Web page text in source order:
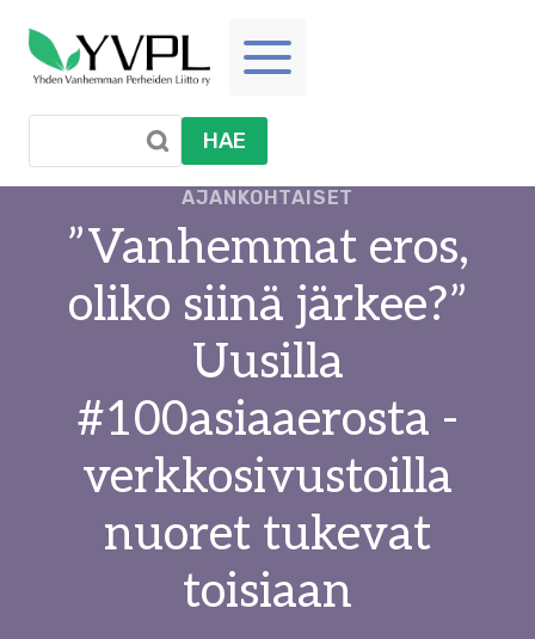
sisältöön
HAE
AJANKOHTAISET
”Vanhemmat eros,
oliko siinä järkee?”
Uusilla
#100asiaaerosta -
verkkosivustoilla
nuoret tukevat
toisiaan